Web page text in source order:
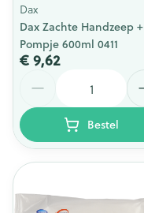
Dax
Dax Zachte Handzeep +
Pompje 600ml 0411
€ 9,62
Bestel